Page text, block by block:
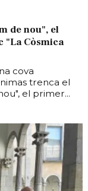
de nou", el
"La Còsmica
cova
trenca el
el primer...